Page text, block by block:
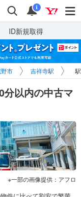
検索 通知
i
ID新規取得
市 吉祥寺駅
分以内の中古マ
一部の画像提供：アフロ